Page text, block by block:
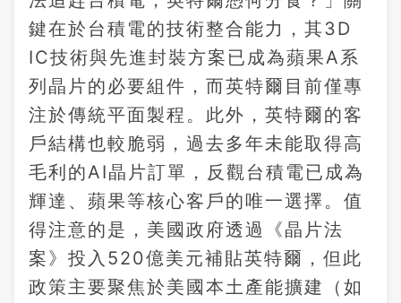
鍵在於台積電的技術整合能力，其3D
IC技術與先進封裝方案已成為蘋果A系
列晶片的必要組件，而英特爾目前僅專
注於傳統平面製程。此外，英特爾的客
戶結構也較脆弱，過去多年未能取得高
毛利的AI晶片訂單，反觀台積電已成為
輝達、蘋果等核心客戶的唯一選擇。值
得注意的是，美國政府透過《晶片法
案》投入520億美元補貼英特爾，但此
政策主要聚焦於美國本土產能擴建（如